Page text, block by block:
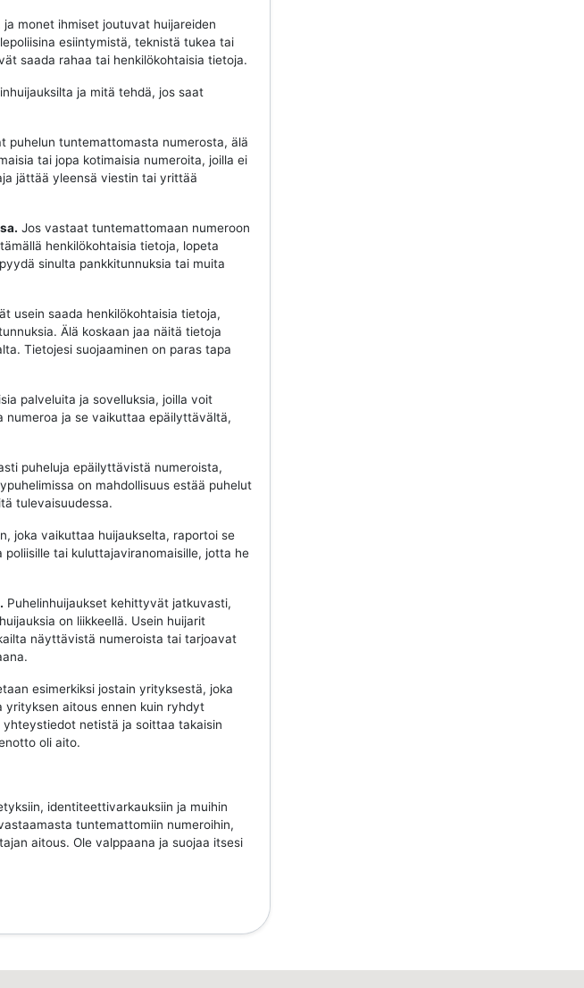
monet ihmiset joutuvat huijareiden
esiintymistä, teknistä tukea tai
saada rahaa tai henkilökohtaisia tietoja.
ja mitä tehdä, jos saat
puhelun tuntemattomasta numerosta, älä
tai jopa kotimaisia numeroita, joilla ei
jättää yleensä viestin tai yrittää
Jos vastaat tuntemattomaan numeroon
henkilökohtaisia tietoja, lopeta
sinulta pankkitunnuksia tai muita
usein saada henkilökohtaisia tietoja,
Älä koskaan jaa näitä tietoja
Tietojesi suojaaminen on paras tapa
palveluita ja sovelluksia, joilla voit
numeroa ja se vaikuttaa epäilyttävältä,
puheluja epäilyttävistä numeroista,
on mahdollisuus estää puhelut
tulevaisuudessa.
joka vaikuttaa huijaukselta, raportoi se
tai kuluttajaviranomaisille, jotta he
Puhelinhuijaukset kehittyvät jatkuvasti,
on liikkeellä. Usein huijarit
näyttävistä numeroista tai tarjoavat
esimerkiksi jostain yrityksestä, joka
aitous ennen kuin ryhdyt
netistä ja soittaa takaisin
oli aito.
identiteettivarkauksiin ja muihin
tuntemattomiin numeroihin,
aitous. Ole valppaana ja suojaa itsesi